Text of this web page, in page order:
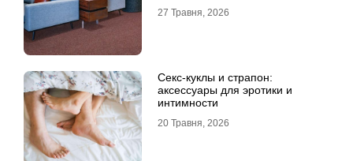
27 Травня, 2026
Секс-куклы и страпон:
аксессуары для эротики и
интимности
20 Травня, 2026